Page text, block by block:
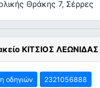
Θράκης 7, Σέρρες
ΚΙΤΣΙΟΣ ΛΕΩΝΙΔΑΣ
οδηγιών 2321056888